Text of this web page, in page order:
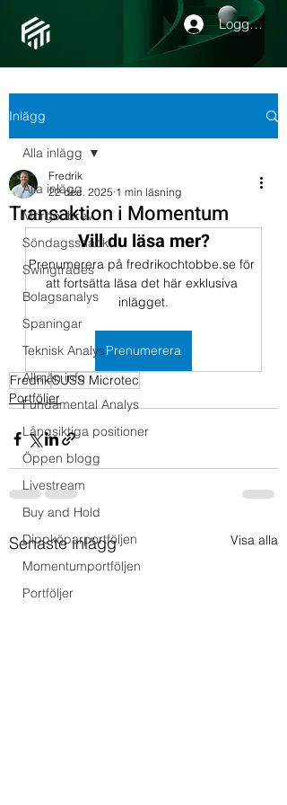
Logga in
Inlägg
Alla inlägg
Morgonbrev
Söndagssnack
Swingtrades
Bolagsanalys
Spaningar
Teknisk Analys
Allmän info
Fundamental Analys
Långsiktiga positioner
Öppen blogg
Livestream
Buy and Hold
Dippköparportföljen
Momentumportföljen
Portföljer
Alla inlägg
Transaktion i Momentum
Fredrik
22 dec. 2025 1 min läsning
Vill du läsa mer?
Prenumerera på fredrikochtobbe.se för
att fortsätta läsa det här exklusiva
inlägget.
Prenumerera
FredrikSUSS Microtec
Portföljer
Senaste inlägg Visa alla